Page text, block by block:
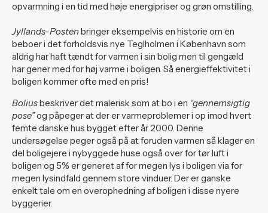
opvarmning i en tid med høje energipriser og grøn omstilling.
Jyllands-Postenbringer eksempelvis en historie om en
beboer i det forholdsvis nye Teglholmen i København som
aldrig har haft tændt for varmen i sin bolig men til gengæld
har gener med for høj varme i boligen. Så energieffektivitet i
boligen kommer ofte med en pris!
Boliusbeskriver det malerisk som at bo i en “gennemsigtig
pose”og påpeger at der er varmeproblemer i op imod hvert
femte danske hus bygget efter år 2000. Denne
undersøgelse peger også på at foruden varmen så klager en
del boligejere i nybyggede huse også over for tør luft i
boligen og 5% er generet af for megen lys i boligen via for
megen lysindfald gennem store vinduer. Der er ganske
enkelt tale om en overophedning af boligen i disse nyere
byggerier.